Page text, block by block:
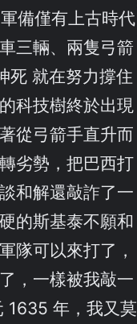
備僅有上古時代
三輛、兩隻弓箭
死 就在努力撐住
科技樹終於出現
從弓箭手直升而
劣勢，把巴西打
和解還敲詐了一
的斯基泰不願和
隊可以來打了，
，一樣被我敲一
1635 年，我又莫